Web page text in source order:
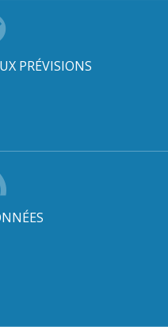
PRÉVISIONS